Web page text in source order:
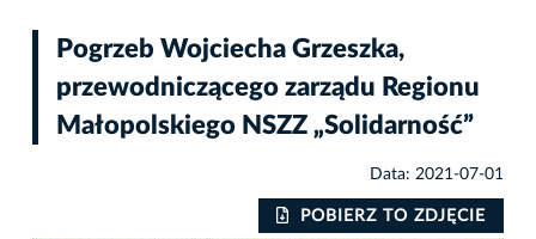
Pogrzeb Wojciecha Grzeszka,
przewodniczącego zarządu Regionu
Małopolskiego NSZZ „Solidarność”
Data: 2021-07-01
POBIERZ TO ZDJĘCIE